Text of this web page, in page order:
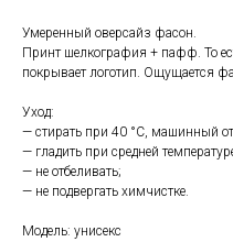
Умеренный оверсайз фасон.
Принт шелкография + пафф. То
покрывает логотип. Ощущается
Уход:
— стирать при 40 °С, машинный
— гладить при средней
— не отбеливать;
— не подвергать химчистке.
Модель: унисекс